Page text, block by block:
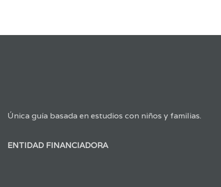
Única guía basada en estudios con niños y familias.
ENTIDAD FINANCIADORA